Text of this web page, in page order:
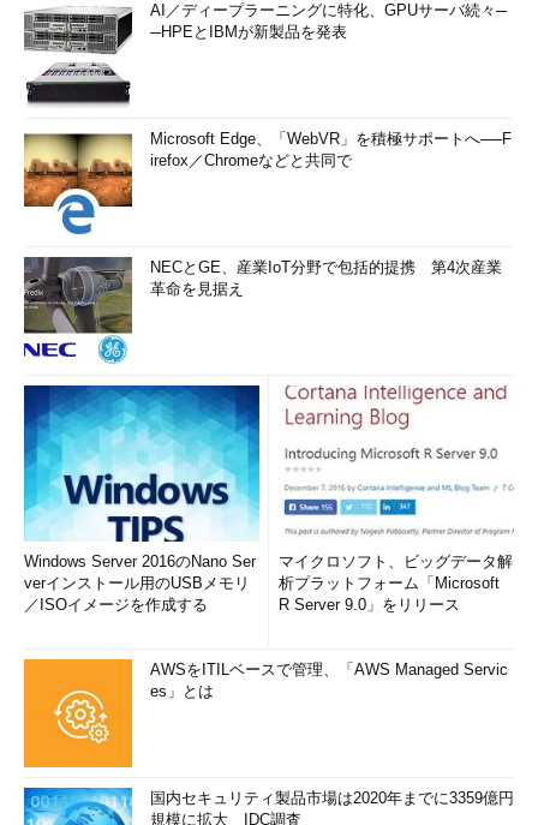
AI／ディープラーニングに特化、GPUサーバ続々─
─HPEとIBMが新製品を発表
Microsoft Edge、「WebVR」を積極サポートへ──F
irefox／Chromeなどと共同で
NECとGE、産業IoT分野で包括的提携 第4次産業
革命を見据え
Windows Server 2016のNano Ser
verインストール用のUSBメモリ
／ISOイメージを作成する
マイクロソフト、ビッグデータ解
析プラットフォーム「Microsoft
R Server 9.0」をリリース
AWSをITILベースで管理、「AWS Managed Servic
es」とは
国内セキュリティ製品市場は2020年までに3359億円
規模に拡大 IDC調査